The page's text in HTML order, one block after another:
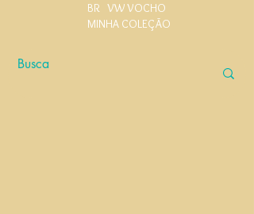
BR VW VOCHO
MINHA COLEÇÃO